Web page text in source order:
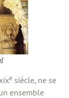
e siècle, ne se
ensemble